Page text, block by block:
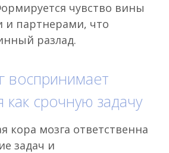
чувство вины
партнерами, что
разлад.
воспринимает
срочную задачу
кора мозга ответственна
задач и